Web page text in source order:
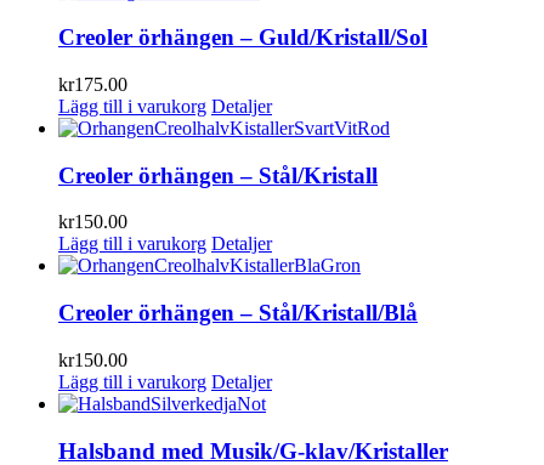
Creoler örhängen – Guld/Kristall/Sol
kr175.00
Lägg till i varukorg Detaljer
Creoler örhängen – Stål/Kristall
kr150.00
Lägg till i varukorg Detaljer
Creoler örhängen – Stål/Kristall/Blå
kr150.00
Lägg till i varukorg Detaljer
Halsband med Musik/G-klav/Kristaller